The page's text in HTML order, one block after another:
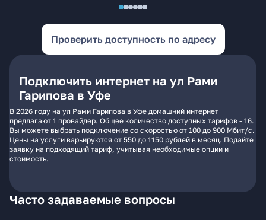
Проверить доступность по адресу
Подключить интернет на ул Рами
Гарипова в Уфе
В 2026 году на ул Рами Гарипова в Уфе домашний интернет
предлагают 1 провайдер. Общее количество доступных тарифов - 16.
Вы можете выбрать подключение со скоростью от 100 до 900 Мбит/с.
Цены на услуги варьируются от 550 до 1150 рублей в месяц. Подайте
заявку на подходящий тариф, учитывая необходимые опции и
стоимость.
Часто задаваемые вопросы